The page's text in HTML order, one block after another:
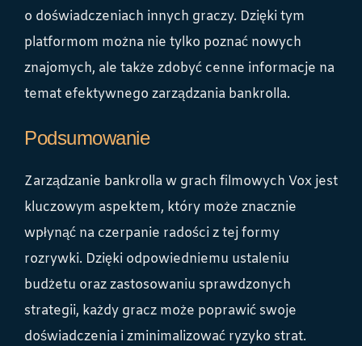
o doświadczeniach innych graczy. Dzięki tym
platformom można nie tylko poznać nowych
znajomych, ale także zdobyć cenne informacje na
temat efektywnego zarządzania bankrolla.
Podsumowanie
Zarządzanie bankrolla w grach filmowych Vox jest
kluczowym aspektem, który może znacznie
wpłynąć na czerpanie radości z tej formy
rozrywki. Dzięki odpowiedniemu ustaleniu
budżetu oraz zastosowaniu sprawdzonych
strategii, każdy gracz może poprawić swoje
doświadczenia i zminimalizować ryzyko strat.